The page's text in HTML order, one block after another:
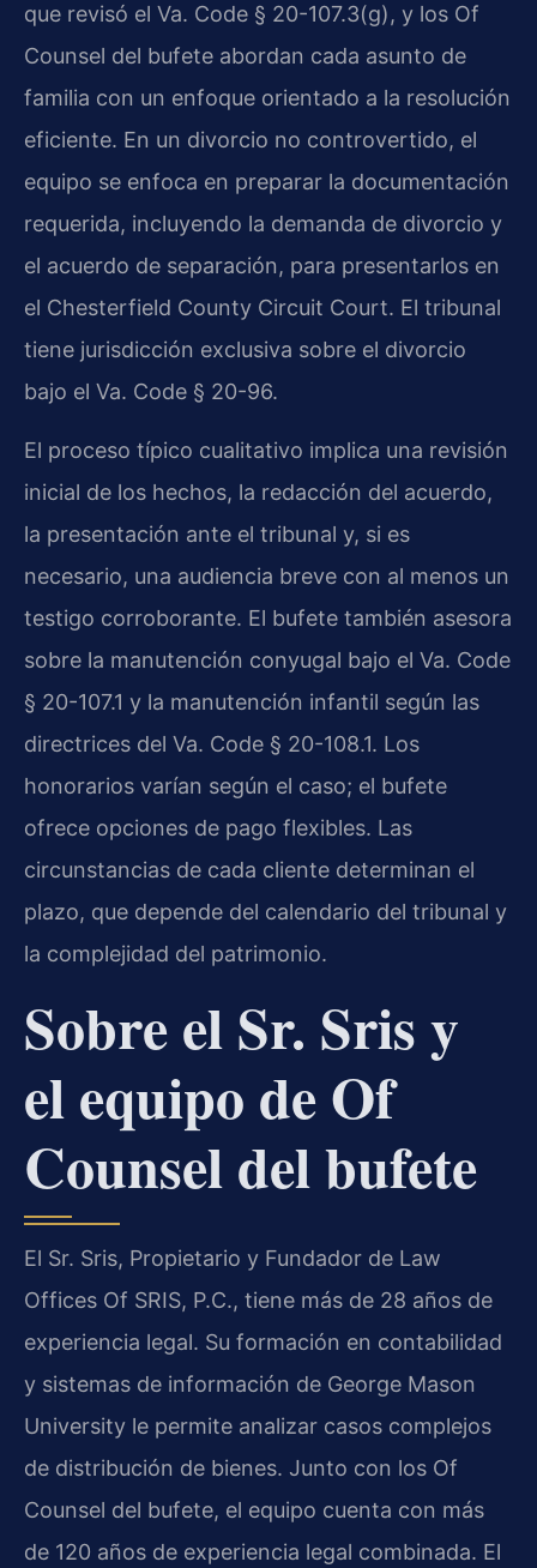
que revisó el Va. Code § 20-107.3(g), y los Of
Counsel del bufete abordan cada asunto de
familia con un enfoque orientado a la resolución
eficiente. En un divorcio no controvertido, el
equipo se enfoca en preparar la documentación
requerida, incluyendo la demanda de divorcio y
el acuerdo de separación, para presentarlos en
el Chesterfield County Circuit Court. El tribunal
tiene jurisdicción exclusiva sobre el divorcio
bajo el Va. Code § 20-96.
El proceso típico cualitativo implica una revisión
inicial de los hechos, la redacción del acuerdo,
la presentación ante el tribunal y, si es
necesario, una audiencia breve con al menos un
testigo corroborante. El bufete también asesora
sobre la manutención conyugal bajo el Va. Code
§ 20-107.1 y la manutención infantil según las
directrices del Va. Code § 20-108.1. Los
honorarios varían según el caso; el bufete
ofrece opciones de pago flexibles. Las
circunstancias de cada cliente determinan el
plazo, que depende del calendario del tribunal y
la complejidad del patrimonio.
Sobre el Sr. Sris y
el equipo de Of
Counsel del bufete
El Sr. Sris, Propietario y Fundador de Law
Offices Of SRIS, P.C., tiene más de 28 años de
experiencia legal. Su formación en contabilidad
y sistemas de información de George Mason
University le permite analizar casos complejos
de distribución de bienes. Junto con los Of
Counsel del bufete, el equipo cuenta con más
de 120 años de experiencia legal combinada. El